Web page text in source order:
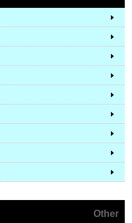
Other